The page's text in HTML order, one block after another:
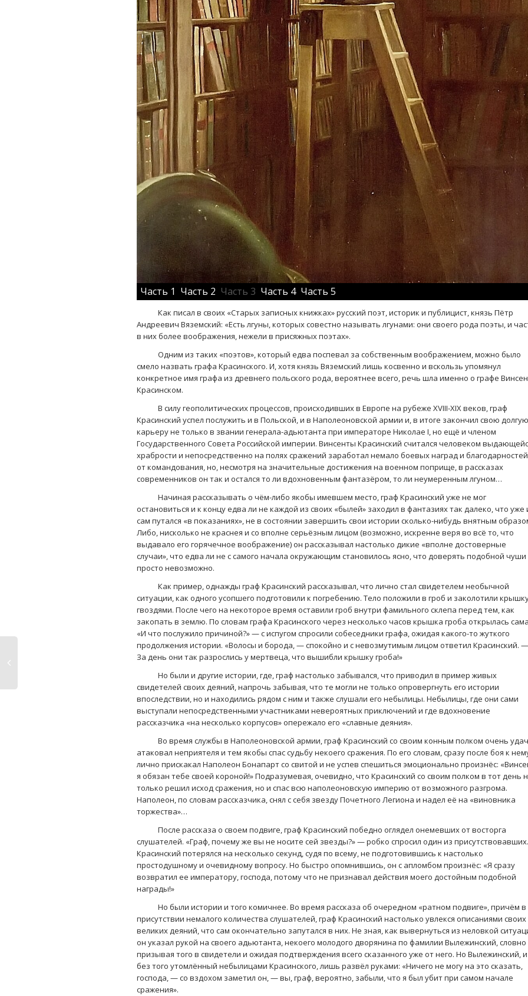
Часть 1 Часть 2 Часть 3 Часть 4 Часть 5
Как писал в своих «Старых записных книжках» русский поэт, историк и публицист, князь Пётр
Андреевич Вяземский: «Есть лгуны, которых совестно называть лгунами: они своего рода поэты, и
в них более воображения, нежели в присяжных поэтах».
Одним из таких «поэтов», который едва поспевал за собственным воображением, можно было
смело назвать графа Красинского. И, хотя князь Вяземский лишь косвенно и вскользь упомянул
конкретное имя графа из древнего польского рода, вероятнее всего, речь шла именно о графе
Красинском.
В силу геополитических процессов, происходивших в Европе на рубеже XVIII-XIX веков, граф
Красинский успел послужить и в Польской, и в Наполеоновской армии и, в итоге закончил свою долгую
карьеру не только в звании генерала-адьютанта при императоре Николае I, но ещё и членом
Государственного Совета Российской империи. Винсенты Красинский считался человеком
храбрости и непосредственно на полях сражений заработал немало боевых наград и благодарностей
от командования, но, несмотря на значительные достижения на военном поприще, в рассказах
современников он так и остался то ли вдохновенным фантазёром, то ли неумеренным лгуном…
Начиная рассказывать о чём-либо якобы имевшем место, граф Красинский уже не мог
остановиться и к концу едва ли не каждой из своих «былей» заходил в фантазиях так далеко, что уже
сам путался «в показаниях», не в состоянии завершить свои истории сколько-нибудь внятным
Либо, нисколько не краснея и со вполне серьёзным лицом (возможно, искренне веря во всё то, что
выдавало его горячечное воображение) он рассказывал настолько дикие «вполне достоверные
случаи», что едва ли не с самого начала окружающим становилось ясно, что доверять подобной чуши
просто невозможно.
Как пример, однажды граф Красинский рассказывал, что лично стал свидетелем необычной
ситуации, как одного усопшего подготовили к погребению. Тело положили в гроб и заколотили
гвоздями. После чего на некоторое время оставили гроб внутри фамильного склепа перед тем, как
закопать в землю. По словам графа Красинского через несколько часов крышка гроба открылась
«И что послужило причиной?» — с испугом спросили собеседники графа, ожидая какого-то жуткого
продолжения истории. «Волосы и борода, — спокойно и с невозмутимым лицом ответил Красинский. —
За день они так разрослись у мертвеца, что вышибли крышку гроба!»
Но были и другие истории, где, граф настолько забывался, что приводил в пример живых
свидетелей своих деяний, напрочь забывая, что те могли не только опровергнуть его истории
впоследствии, но и находились рядом с ним и также слушали его небылицы. Небылицы, где они сами
выступали непосредственными участниками невероятных приключений и где вдохновение
рассказчика «на несколько корпусов» опережало его «славные деяния».
Во время службы в Наполеоновской армии, граф Красинский со своим конным полком очень
атаковал неприятеля и тем якобы спас судьбу некоего сражения. По его словам, сразу после боя к
лично прискакал Наполеон Бонапарт со свитой и не успев спешиться эмоционально произнёс:
я обязан тебе своей короной!» Подразумевая, очевидно, что Красинский со своим полком в тот день
только решил исход сражения, но и спас всю наполеоновскую империю от возможного разгрома.
Наполеон, по словам рассказчика, снял с себя звезду Почетного Легиона и надел её на «виновника
торжества»…
После рассказа о своем подвиге, граф Красинский победно оглядел онемевших от восторга
слушателей. «Граф, почему же вы не носите сей звезды?» — робко спросил один из присутствовавших.
Красинский потерялся на несколько секунд, судя по всему, не подготовившись к настолько
простодушному и очевидному вопросу. Но быстро опомнившись, он с апломбом произнёс: «Я сразу
возвратил ее императору, господа, потому что не признавал действия моего достойным подобной
награды!»
Но были истории и того комичнее. Во время рассказа об очередном «ратном подвиге», причём в
присутствии немалого количества слушателей, граф Красинский настолько увлекся описаниями своих
великих деяний, что сам окончательно запутался в них. Не зная, как вывернуться из неловкой
он указал рукой на своего адьютанта, некоего молодого дворянина по фамилии Вылежинский, словно
призывая того в свидетели и ожидая подтверждения всего сказанного уже от него. Но Вылежинский, и
без того утомлённый небылицами Красинского, лишь развёл руками: «Ничего не могу на это сказать,
господа, — со вздохом заметил он, — вы, граф, вероятно, забыли, что я был убит при самом начале
сражения».